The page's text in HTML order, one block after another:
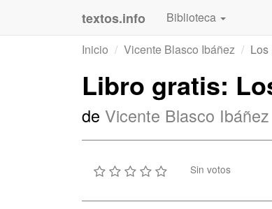
textos.info Biblioteca
Inicio
Vicente Blasco Ibáñez Los
Libro gratis:
de Vicente Blasco Ibáñez
Sin votos